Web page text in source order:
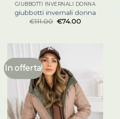
GIUBBOTTI INVERNALI DONNA
giubbotti invernali donna
€111.00 €74.00
In offerta!